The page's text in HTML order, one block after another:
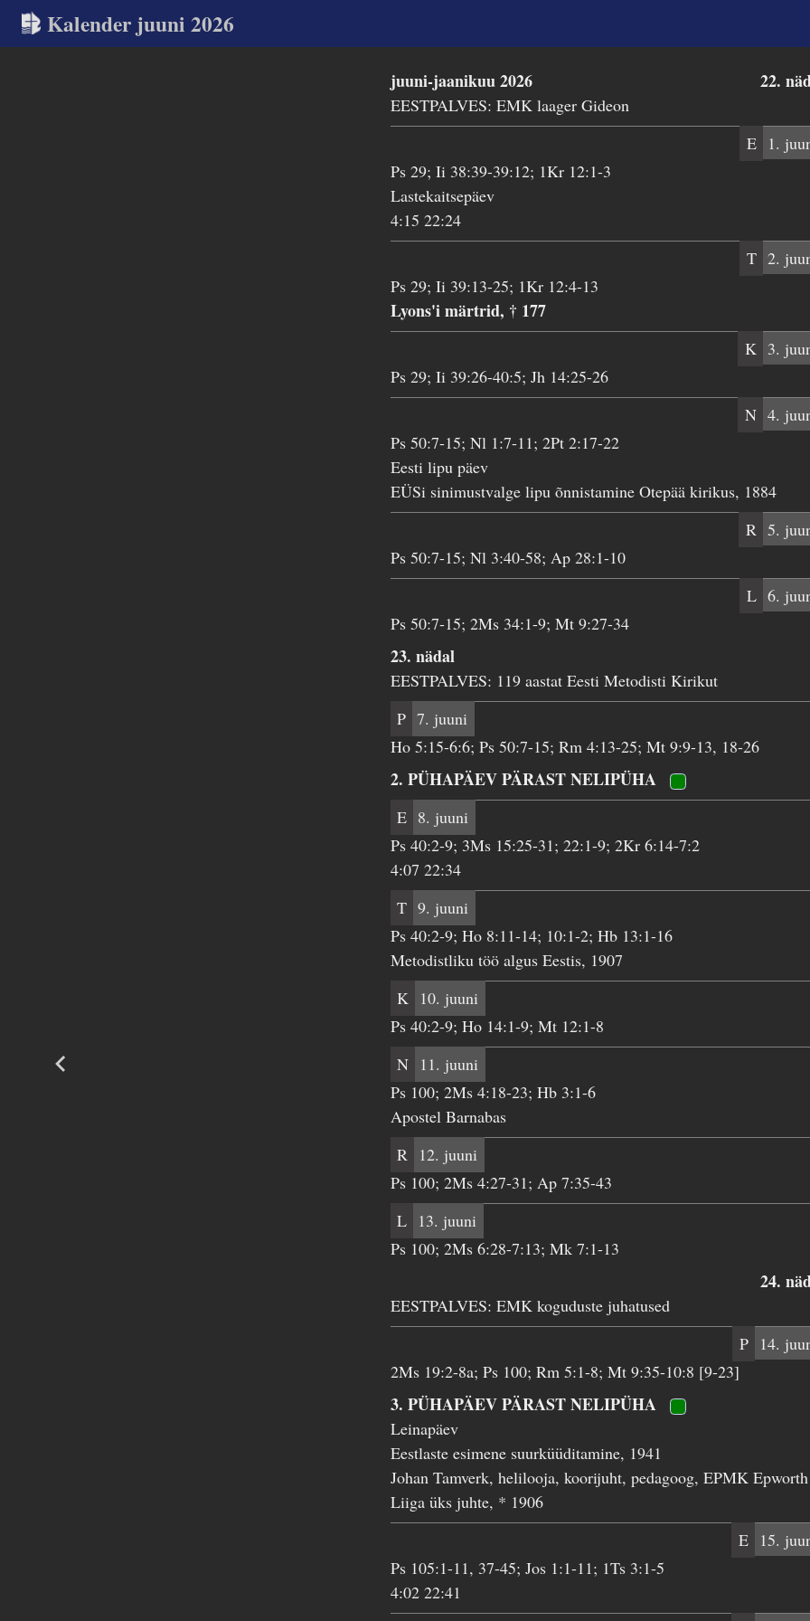
Kalender juuni 2026
22.
juuni-jaanikuu 2026
EESTPALVES: EMK laager Gideon
E
1.
Ps 29; Ii 38:39-39:12; 1Kr 12:1-3
Lastekaitsepäev
4:15 22:24
T 2.
Ps 29; Ii 39:13-25; 1Kr 12:4-13
Lyons'i märtrid, † 177
K 3.
Ps 29; Ii 39:26-40:5; Jh 14:25-26
N 4.
Ps 50:7-15; Nl 1:7-11; 2Pt 2:17-22
Eesti lipu päev
EÜSi sinimustvalge lipu õnnistamine Otepää kirikus, 1884
R 5.
Ps 50:7-15; Nl 3:40-58; Ap 28:1-10
L 6.
Ps 50:7-15; 2Ms 34:1-9; Mt 9:27-34
23. nädal
EESTPALVES: 119 aastat Eesti Metodisti Kirikut
P 7. juuni
Ho 5:15-6:6; Ps 50:7-15; Rm 4:13-25; Mt 9:9-13, 18-26
2. PÜHAPÄEV PÄRAST NELIPÜHA
E 8. juuni
Ps 40:2-9; 3Ms 15:25-31; 22:1-9; 2Kr 6:14-7:2
4:07 22:34
T 9. juuni
Ps 40:2-9; Ho 8:11-14; 10:1-2; Hb 13:1-16
Metodistliku töö algus Eestis, 1907
K 10. juuni
Ps 40:2-9; Ho 14:1-9; Mt 12:1-8
N 11. juuni
Ps 100; 2Ms 4:18-23; Hb 3:1-6
Apostel Barnabas
R 12. juuni
Ps 100; 2Ms 4:27-31; Ap 7:35-43
L 13. juuni
Ps 100; 2Ms 6:28-7:13; Mk 7:1-13
24.
EESTPALVES: EMK koguduste juhatused
P
14.
2Ms 19:2-8a; Ps 100; Rm 5:1-8; Mt 9:35-10:8 [9-23]
3. PÜHAPÄEV PÄRAST NELIPÜHA
Leinapäev
Eestlaste esimene suurküüditamine, 1941
Johan Tamverk, helilooja, koorijuht, pedagoog, EPMK Epworth
Liiga üks juhte, * 1906
E
15.
Ps 105:1-11, 37-45; Jos 1:1-11; 1Ts 3:1-5
4:02 22:41